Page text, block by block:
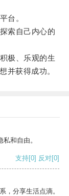
台。
索自己内心的
极、乐观的生
并获得成功。
和自由。
支持[0] 反对[0]
，分享生活点滴。